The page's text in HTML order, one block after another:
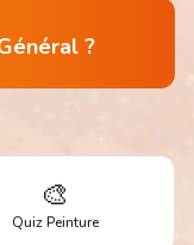
?
🎨
Quiz Peinture